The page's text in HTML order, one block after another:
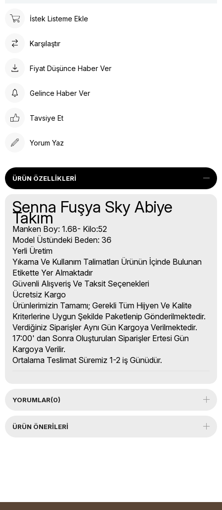
İstek Listeme Ekle
Karşılaştır
Fiyat Düşünce Haber Ver
Gelince Haber Ver
Tavsiye Et
Yorum Yaz
ÜRÜN ÖZELLIKLERI
Senna Fuşya Sky Abiye
Takım
Manken Boy: 1.68- Kilo:52
Model Üstündeki Beden: 36
Yerli Üretim
Yıkama Ve Kullanım Talimatları Ürünün İçinde Bulunan
Etikette Yer Almaktadır
Güvenli Alışveriş Ve Taksit Seçenekleri
Ücretsiz Kargo
Ürünlerimizin Tamamı; Gerekli Tüm Hijyen Ve Kalite
Kriterlerine Uygun Şekilde Paketlenip Gönderilmektedir.
Verdiğiniz Siparişler Aynı Gün Kargoya Verilmektedir.
17:00' dan Sonra Oluşturulan Siparişler Ertesi Gün
Kargoya Verilir.
Ortalama Teslimat Süremiz 1-2 iş Günüdür.
YORUMLAR(0)
ÜRÜN ÖNERILERI